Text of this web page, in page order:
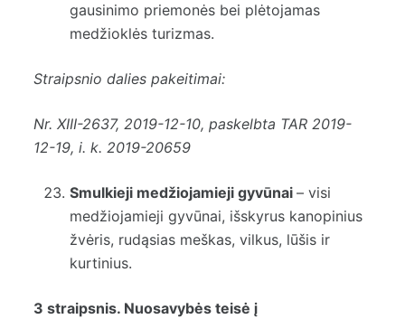
gausinimo priemonės bei plėtojamas
medžioklės turizmas.
Straipsnio dalies pakeitimai:
Nr. XIII-2637, 2019-12-10, paskelbta TAR 2019-
12-19, i. k. 2019-20659
Smulkieji medžiojamieji gyvūnai – visi
medžiojamieji gyvūnai, išskyrus kanopinius
žvėris, rudąsias meškas, vilkus, lūšis ir
kurtinius.
3 straipsnis. Nuosavybės teisė į